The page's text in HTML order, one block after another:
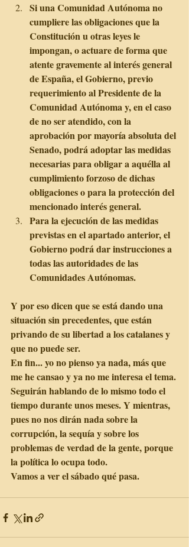
Si una Comunidad Autónoma no
cumpliere las obligaciones que la
Constitución u otras leyes le
impongan, o actuare de forma que
atente gravemente al interés general
de España, el Gobierno, previo
requerimiento al Presidente de la
Comunidad Autónoma y, en el caso
de no ser atendido, con la
aprobación por mayoría absoluta del
Senado, podrá adoptar las medidas
necesarias para obligar a aquélla al
cumplimiento forzoso de dichas
obligaciones o para la protección del
mencionado interés general.
Para la ejecución de las medidas
previstas en el apartado anterior, el
Gobierno podrá dar instrucciones a
todas las autoridades de las
Comunidades Autónomas.
Y por eso dicen que se está dando una
situación sin precedentes, que están
privando de su libertad a los catalanes y
que no puede ser.
En fin... yo no pienso ya nada, más que
me he cansao y ya no me interesa el tema.
Seguirán hablando de lo mismo todo el
tiempo durante unos meses. Y mientras,
pues no nos dirán nada sobre la
corrupción, la sequía y sobre los
problemas de verdad de la gente, porque
la política lo ocupa todo.
Vamos a ver el sábado qué pasa.